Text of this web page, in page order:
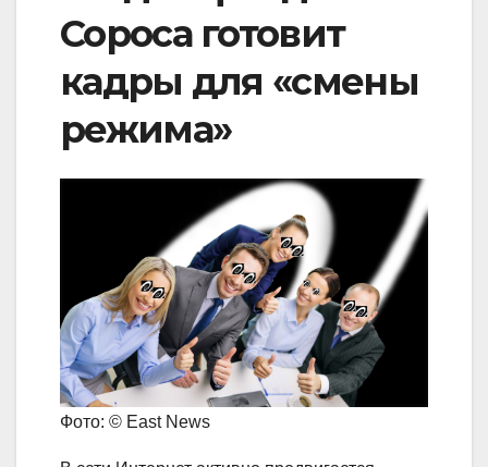
Сороса готовит
кадры для «смены
режима»
Фото: © East News